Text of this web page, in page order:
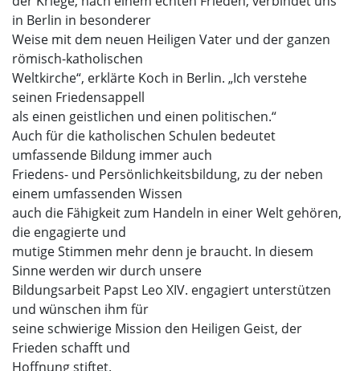
in Berlin in besonderer
Weise mit dem neuen Heiligen Vater und der ganzen
römisch-katholischen
Weltkirche“, erklärte Koch in Berlin. „Ich verstehe
seinen Friedensappell
als einen geistlichen und einen politischen.“
Auch für die katholischen Schulen bedeutet
umfassende Bildung immer auch
Friedens- und Persönlichkeitsbildung, zu der neben
einem umfassenden Wissen
auch die Fähigkeit zum Handeln in einer Welt gehören,
die engagierte und
mutige Stimmen mehr denn je braucht. In diesem
Sinne werden wir durch unsere
Bildungsarbeit Papst Leo XIV. engagiert unterstützen
und wünschen ihm für
seine schwierige Mission den Heiligen Geist, der
Frieden schafft und
Hoffnung stiftet.